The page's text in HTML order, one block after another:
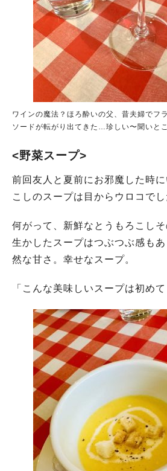
ワインの魔法？ほろ酔いの父、昔夫婦でフ
ソードが転がり出てきた…珍しい〜聞いと
<野菜スープ>
前回友人と夏前にお邪魔した時
こしのスープは目からウロコでし
何がって、新鮮なとうもろこし
生かしたスープはつぶつぶ感も
然な甘さ。幸せなスープ。
「こんな美味しいスープは初め